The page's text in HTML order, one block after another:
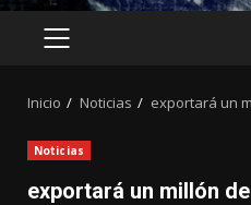
MENÚ
Inicio Noticias exportará un
Noticias
exportará un millón